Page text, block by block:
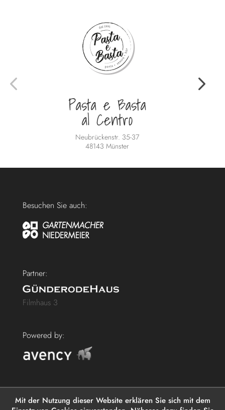
Pasta e Basta
al Centro
Neubrückenstr. 35-37
48143 Münster
Besuchen Sie auch:
Partner:
Filmhaus 3
Powered by:
Mit der Nutzung dieser Website erklären Sie sich mit dem